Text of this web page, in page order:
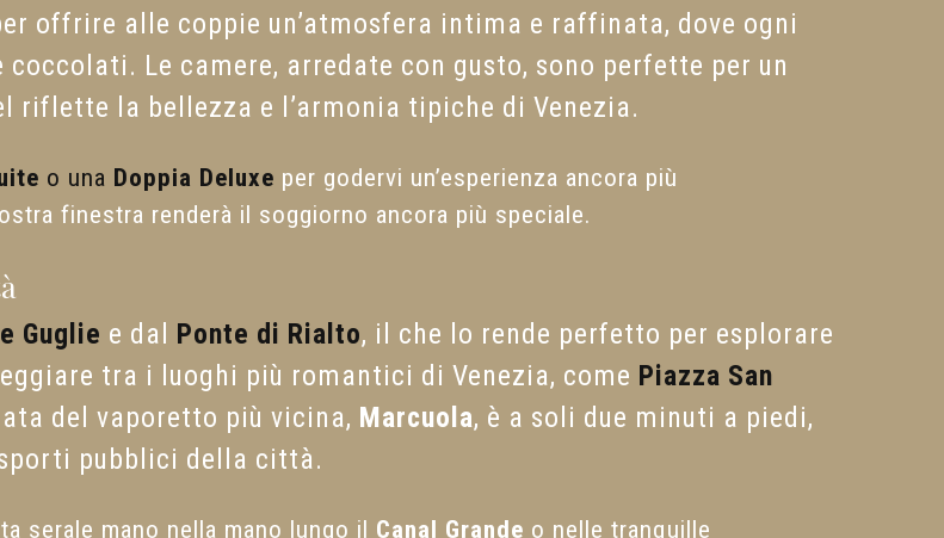
offrire alle coppie un’atmosfera intima e raffinata, dove ogni
Le camere, arredate con gusto, sono perfette per un
riflette la bellezza e l’armonia tipiche di Venezia.
o una Doppia Deluxe per godervi un’esperienza ancora più
finestra renderà il soggiorno ancora più speciale.
Guglie e dal Ponte di Rialto, il che lo rende perfetto per esplorare
tra i luoghi più romantici di Venezia, come Piazza San
del vaporetto più vicina, Marcuola, è a soli due minuti a piedi,
pubblici della città.
serale mano nella mano lungo il Canal Grande o nelle tranquille